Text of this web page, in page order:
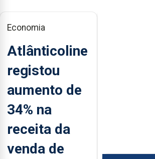
Economia
Atlânticoline
registou
aumento de
34% na
receita da
venda de